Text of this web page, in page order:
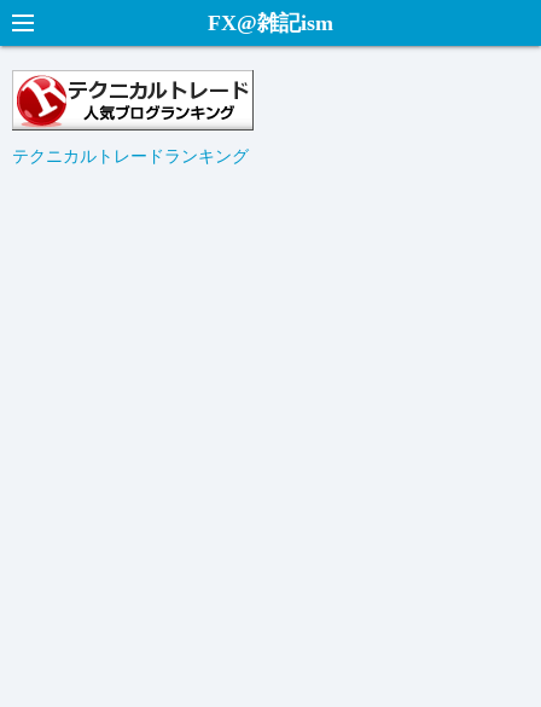
コ
ン
テ
ン
へ
FX@雑記ism
テクニカルトレードランキング